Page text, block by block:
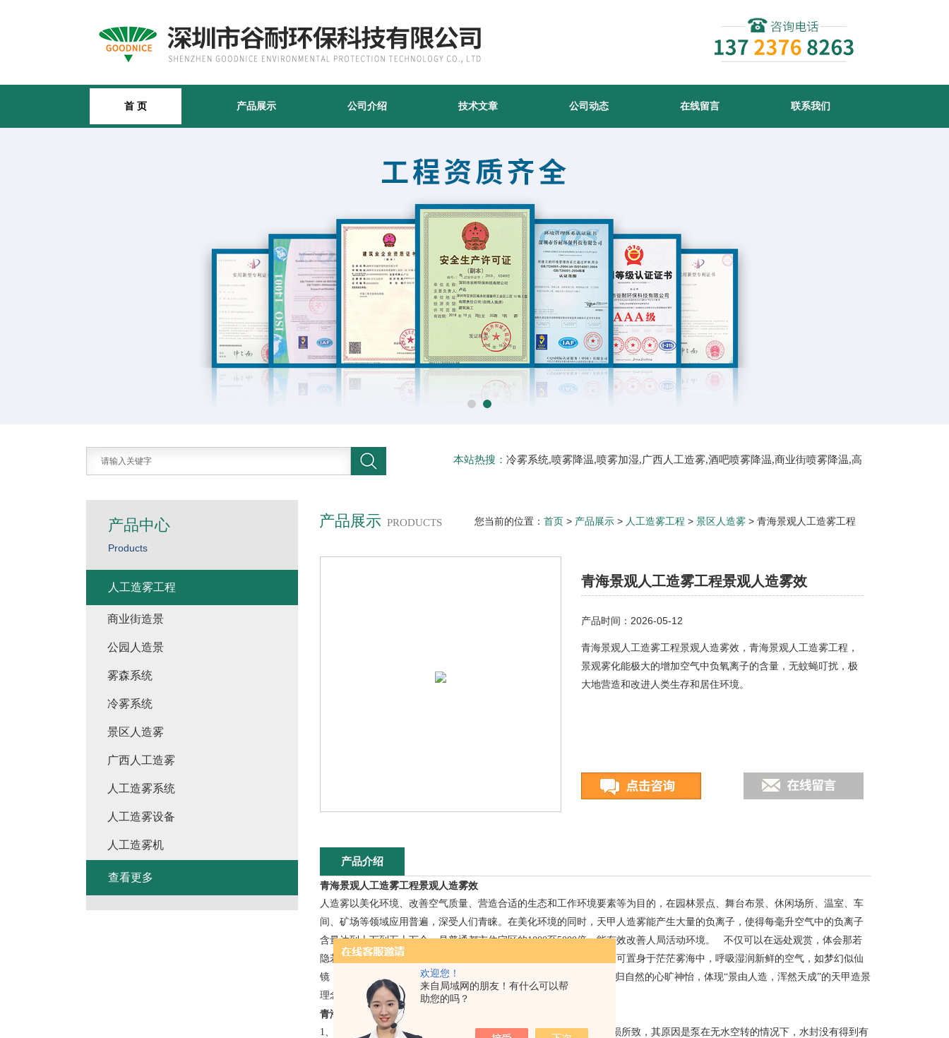
欢迎您！
来自局域网的朋友！有什么可以帮
助您的吗？
首 页 产品展示 公司介绍 技术文章 公司动态 在线留言 联系我们
本站热搜： 冷雾系统,喷雾降温,喷雾加湿,广西人工造雾,酒吧喷雾降温,商业街喷雾降温,高
产品展示 PRODUCTS 您当前的位置： 首页 > 产品展示 > 人工造雾工程 > 景区人造雾 > 青海景观人工造雾工程
青海景观人工造雾工程景观人造雾效
产品时间：2026-05-12
青海景观人工造雾工程景观人造雾效，青海景观人工造雾工程，
景观雾化能极大的增加空气中负氧离子的含量，无蚊蝇叮扰，极
大地营造和改进人类生存和居住环境。
产品介绍
青海景观人工造雾工程景观人造雾效
人造雾以美化环境、改善空气质量、营造合适的生态和工作环境要素等为目的，在园林景点、舞台布景、休闲场所、温室、车
间、矿场等领域应用普遍，深受人们青睐。在美化环境的同时，天甲人造雾能产生大量的负离子，使得每毫升空气中的负离子
含量达到十万到五十万个，是普通都市住宅区的1000至5000倍，能有效改善人局活动环境。 不仅可以在远处观赏，体会那若
隐若现的神秘，小桥流水、绿树红花、云雾缭绕……，心旷神怡。更可置身于茫茫雾海中，呼吸湿润新鲜的空气，如梦幻似仙
镜，美妙绝伦。 阳光映衬，幻化七彩迷人景观。让人真正体验到回归自然的心旷神怡，体现“景由人造，浑然天成”的天甲造景
理念。
青海景观人工造雾工程景观人造雾效
1、若发现主机水泵头有滴水现象，可能是水泵头的密封水圈受到磨损所致，其原因是泵在无水空转的情况下，水封没有得到有
产品中心
Products
人工造雾工程
商业街造景
公园人造景
雾森系统
冷雾系统
景区人造雾
广西人工造雾
人工造雾系统
人工造雾设备
人工造雾机
查看更多